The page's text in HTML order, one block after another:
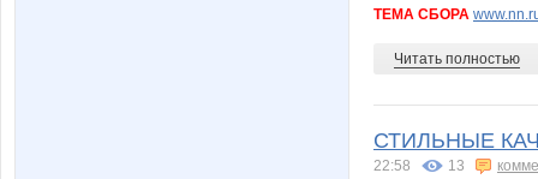
ТЕМА СБОРА
Читать полностью
СТИЛЬНЫЕ
22:58 13